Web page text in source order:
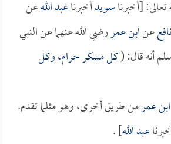
[أخبرناسويدأخبرناعبد اللهعن
نافععنابن عمررضي الله عنهما عن النبي
أنه قال: (كل مسكر حرام، وكل
ابن عمرمن طريق أخرى، وهو مثلما تقدم.
عبد الله] .